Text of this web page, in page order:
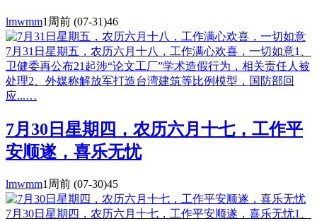
lmwmm1周前 (07-31)46
7月31日星期五，农历六月十八，工作满心欢喜，一切如意1、
卫健委再公布21起涉“论文工厂”学术造假行为，相关责任人被
处理2、外媒称解放军打造台湾建筑等比例模型，国防部回
应...…
7月30日星期四，农历六月十七，工作平
安顺遂，喜乐无忧
lmwmm1周前 (07-30)45
7月30日星期四，农历六月十七，工作平安顺遂，喜乐无忧1、